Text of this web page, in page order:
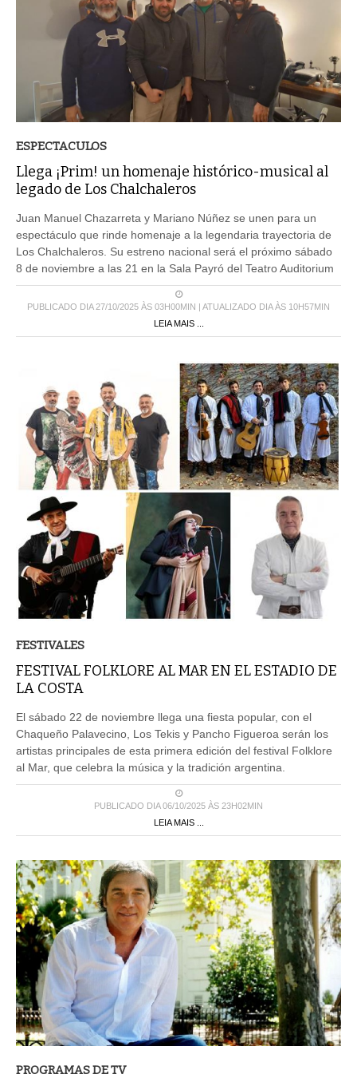
ESPECTACULOS
Llega ¡Prim! un homenaje histórico-musical al
legado de Los Chalchaleros
Juan Manuel Chazarreta y Mariano Núñez se unen para un
espectáculo que rinde homenaje a la legendaria trayectoria de
Los Chalchaleros. Su estreno nacional será el próximo sábado
8 de noviembre a las 21 en la Sala Payró del Teatro Auditorium
PUBLICADO DIA 27/10/2025 ÀS 03H00MIN | ATUALIZADO DIA ÀS 10H57MIN
LEIA MAIS ...
FESTIVALES
FESTIVAL FOLKLORE AL MAR EN EL ESTADIO DE
LA COSTA
El sábado 22 de noviembre llega una fiesta popular, con el
Chaqueño Palavecino, Los Tekis y Pancho Figueroa serán los
artistas principales de esta primera edición del festival Folklore
al Mar, que celebra la música y la tradición argentina.
PUBLICADO DIA 06/10/2025 ÀS 23H02MIN
LEIA MAIS ...
PROGRAMAS DE TV